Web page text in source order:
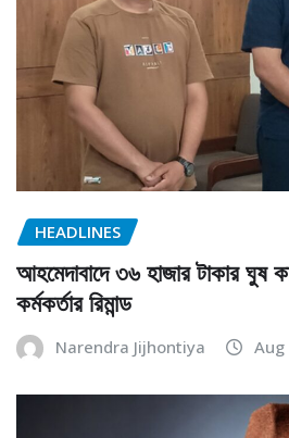
HEADLINES
আহমেদাবাদে ৩৬ হাজার টাকার ঘুষ
কর্মকর্তার রিমান্ড
Narendra Jijhontiya Aug